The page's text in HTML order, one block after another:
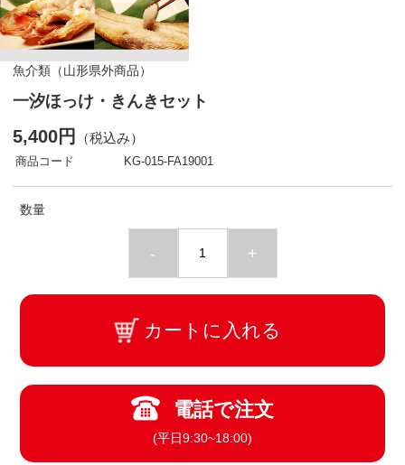
魚介類（山形県外商品）
一汐ほっけ・きんきセット
5,400円 （税込み）
商品コード KG-015-FA19001
数量
- +
カートに入れる
電話で注文
(平日9:30~18:00)